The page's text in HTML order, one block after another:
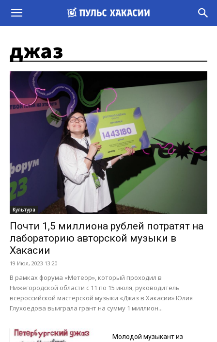
джаз
Культура
Почти 1,5 миллиона рублей потратят на
лабораторию авторской музыки в
Хакасии
19 Июл, 2023 13:20
В рамках форума «Метеор», который проходил в
Нижегородской области с 11 по 15 июля, руководитель
всероссийской мастерской музыки «Джаз в Хакасии» Юлия
Глухоедова выиграла грант на сумму 1 миллион...
Молодой музыкант из